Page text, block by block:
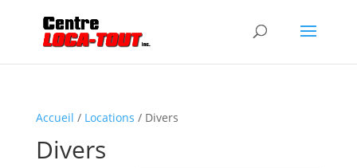
Accueil / Locations / Divers
Divers